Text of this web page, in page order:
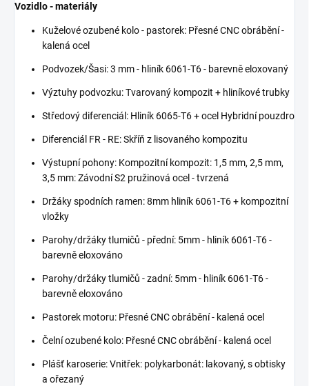
Vozidlo - materiály
Kuželové ozubené kolo - pastorek: Přesné CNC obrábění -
kalená ocel
Podvozek/Šasi: 3 mm - hliník 6061-T6 - barevně eloxovaný
Výztuhy podvozku: Tvarovaný kompozit + hliníkové trubky
Středový diferenciál: Hliník 6065-T6 + ocel Hybridní pouzdro
Diferenciál FR - RE: Skříň z lisovaného kompozitu
Výstupní pohony: Kompozitní kompozit: 1,5 mm, 2,5 mm,
3,5 mm: Závodní S2 pružinová ocel - tvrzená
Držáky spodních ramen: 8mm hliník 6061-T6 + kompozitní
vložky
Parohy/držáky tlumičů - přední: 5mm - hliník 6061-T6 -
barevně eloxováno
Parohy/držáky tlumičů - zadní: 5mm - hliník 6061-T6 -
barevně eloxováno
Pastorek motoru: Přesné CNC obrábění - kalená ocel
Čelní ozubené kolo: Přesné CNC obrábění - kalená ocel
Plášť karoserie: Vnitřek: polykarbonát: lakovaný, s obtisky
a ořezaný